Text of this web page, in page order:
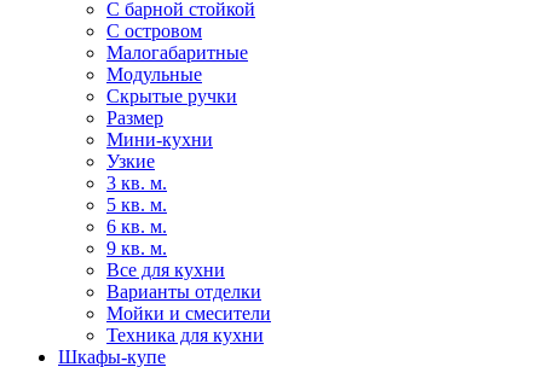
С барной стойкой
С островом
Малогабаритные
Модульные
Скрытые ручки
Размер
Мини-кухни
Узкие
3 кв. м.
5 кв. м.
6 кв. м.
9 кв. м.
Все для кухни
Варианты отделки
Мойки и смесители
Техника для кухни
Шкафы-купе